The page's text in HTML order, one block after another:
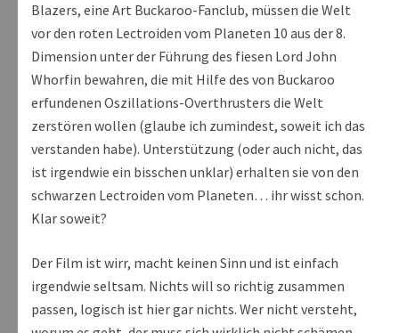
Blazers, eine Art Buckaroo-Fanclub, müssen die Welt
vor den roten Lectroiden vom Planeten 10 aus der 8.
Dimension unter der Führung des fiesen Lord John
Whorfin bewahren, die mit Hilfe des von Buckaroo
erfundenen Oszillations-Overthrusters die Welt
zerstören wollen (glaube ich zumindest, soweit ich das
verstanden habe). Unterstützung (oder auch nicht, das
ist irgendwie ein bisschen unklar) erhalten sie von den
schwarzen Lectroiden vom Planeten… ihr wisst schon.
Klar soweit?
Der Film ist wirr, macht keinen Sinn und ist einfach
irgendwie seltsam. Nichts will so richtig zusammen
passen, logisch ist hier gar nichts. Wer nicht versteht,